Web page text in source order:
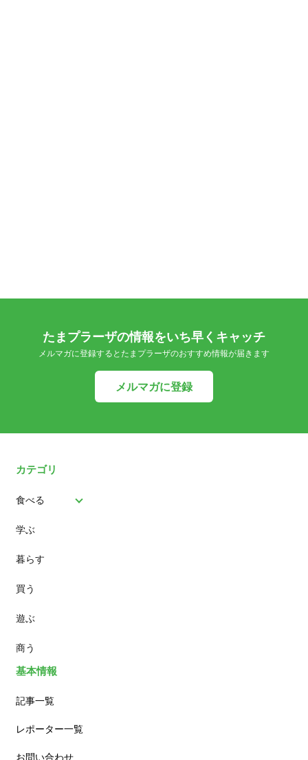
たまプラーザの情報をいち早くキャッチ
メルマガに登録するとたまプラーザのおすすめ情報が届きます
メルマガに登録
カテゴリ
食べる
パン
スイーツ
ランチ
カフェ
学ぶ
暮らす
買う
遊ぶ
商う
基本情報
記事一覧
レポーター一覧
お問い合わせ